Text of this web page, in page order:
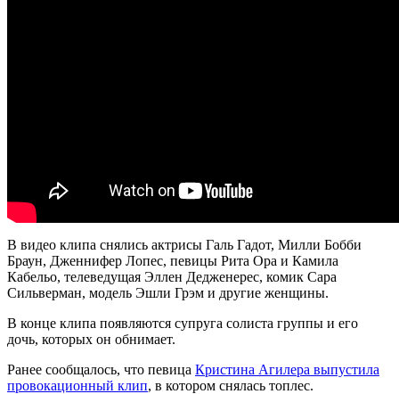
В видео клипа снялись актрисы Галь Гадот, Милли Бобби
Браун, Дженнифер Лопес, певицы Рита Ора и Камила
Кабельо, телеведущая Эллен Дедженерес, комик Сара
Сильверман, модель Эшли Грэм и другие женщины.
В конце клипа появляются супруга солиста группы и его
дочь, которых он обнимает.
Ранее сообщалось, что певица Кристина Агилера выпустила
провокационный клип, в котором снялась топлес.